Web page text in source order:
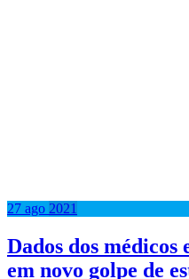
27 ago 2021
Dados dos médicos
em novo golpe de